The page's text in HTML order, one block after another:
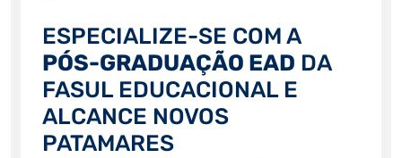
ESPECIALIZE-SE COM A
PÓS-GRADUAÇÃO EAD DA
FASUL EDUCACIONAL E
ALCANCE NOVOS
PATAMARES